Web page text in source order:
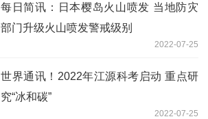
每日简讯：日本樱岛火山喷发 当地防灾
部门升级火山喷发警戒级别
2022-07-25
世界通讯！2022年江源科考启动 重点研
究“冰和碳”
2022-07-25